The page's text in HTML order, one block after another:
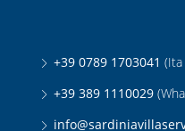
+39 0789 1703041
+39 389 1110029